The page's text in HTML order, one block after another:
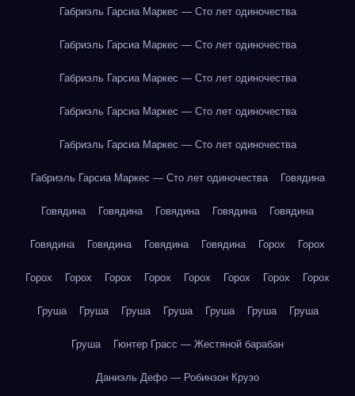
Габриэль Гарсиа Маркес — Сто лет одиночества
Габриэль Гарсиа Маркес — Сто лет одиночества
Габриэль Гарсиа Маркес — Сто лет одиночества
Габриэль Гарсиа Маркес — Сто лет одиночества
Габриэль Гарсиа Маркес — Сто лет одиночества
Габриэль Гарсиа Маркес — Сто лет одиночества Говядина
Говядина Говядина Говядина Говядина Говядина
Говядина Говядина Говядина Говядина Горох Горох
Горох Горох Горох Горох Горох Горох Горох Горох
Груша Груша Груша Груша Груша Груша Груша
Груша Гюнтер Грасс — Жестяной барабан
Даниэль Дефо — Робинзон Крузо